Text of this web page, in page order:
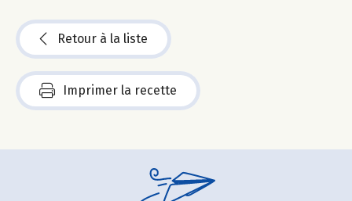
Retour à la liste
Imprimer la recette